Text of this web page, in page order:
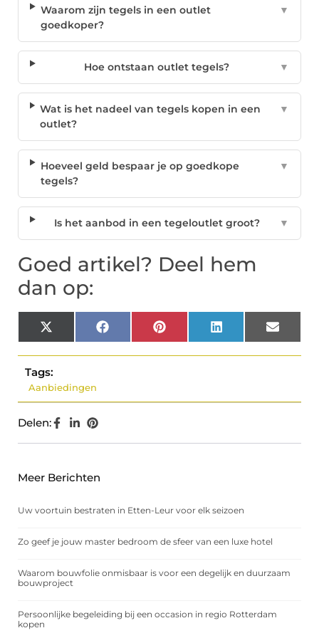
Waarom zijn tegels in een outlet
goedkoper?
▼
Hoe ontstaan outlet tegels? ▼
Wat is het nadeel van tegels kopen in een
outlet?
▼
Hoeveel geld bespaar je op goedkope
tegels?
▼
Is het aanbod in een tegeloutlet groot? ▼
Goed artikel? Deel hem
dan op:
X
(Twitter)
Facebook Pinterest LinkedIn Email
Tags:
Aanbiedingen
Delen:
Meer Berichten
Uw voortuin bestraten in Etten-Leur voor elk seizoen
Zo geef je jouw master bedroom de sfeer van een luxe hotel
Waarom bouwfolie onmisbaar is voor een degelijk en duurzaam
bouwproject
Persoonlijke begeleiding bij een occasion in regio Rotterdam
kopen